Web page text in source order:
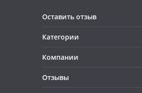
Оставить отзыв
Категории
Компании
Отзывы